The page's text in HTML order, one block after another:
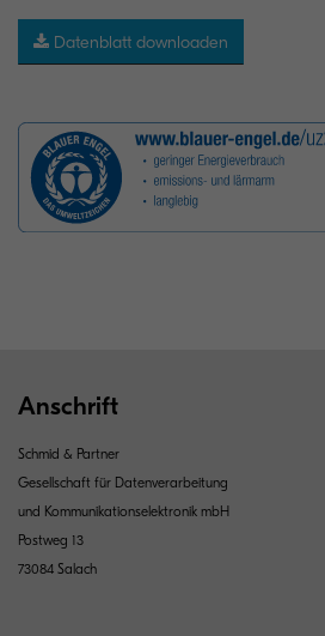
Datenblatt downloaden
Anschrift
Schmid & Partner
Gesellschaft für Datenverarbeitung
und Kommunikationselektronik mbH
Postweg 13
73084 Salach